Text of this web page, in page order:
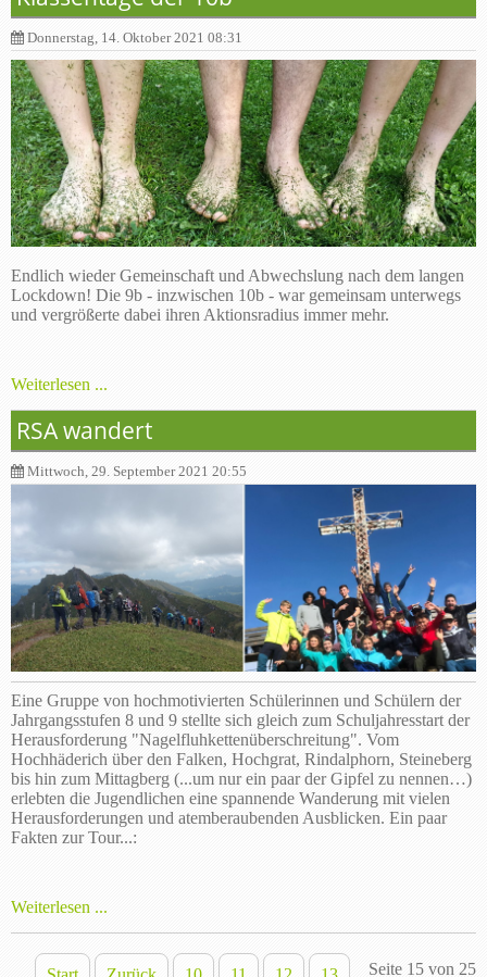
Donnerstag, 14. Oktober 2021 08:31
Endlich wieder Gemeinschaft und Abwechslung nach dem langen
Lockdown! Die 9b - inzwischen 10b - war gemeinsam unterwegs
und vergrößerte dabei ihren Aktionsradius immer mehr.
Weiterlesen ...
RSA wandert
Mittwoch, 29. September 2021 20:55
Eine Gruppe von hochmotivierten Schülerinnen und Schülern der
Jahrgangsstufen 8 und 9 stellte sich gleich zum Schuljahresstart der
Herausforderung "Nagelfluhkettenüberschreitung". Vom
Hochhäderich über den Falken, Hochgrat, Rindalphorn, Steineberg
bis hin zum Mittagberg (...um nur ein paar der Gipfel zu nennen…)
erlebten die Jugendlichen eine spannende Wanderung mit vielen
Herausforderungen und atemberaubenden Ausblicken. Ein paar
Fakten zur Tour...:
Weiterlesen ...
Seite 15 von 25